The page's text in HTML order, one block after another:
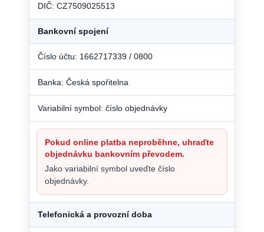
DIČ: CZ7509025513
Bankovní spojení
Číslo účtu: 1662717339 / 0800
Banka: Česká spořitelna
Variabilní symbol: číslo objednávky
Pokud online platba neproběhne, uhraďte
objednávku bankovním převodem.
Jako variabilní symbol uveďte číslo
objednávky.
Telefonická a provozní doba